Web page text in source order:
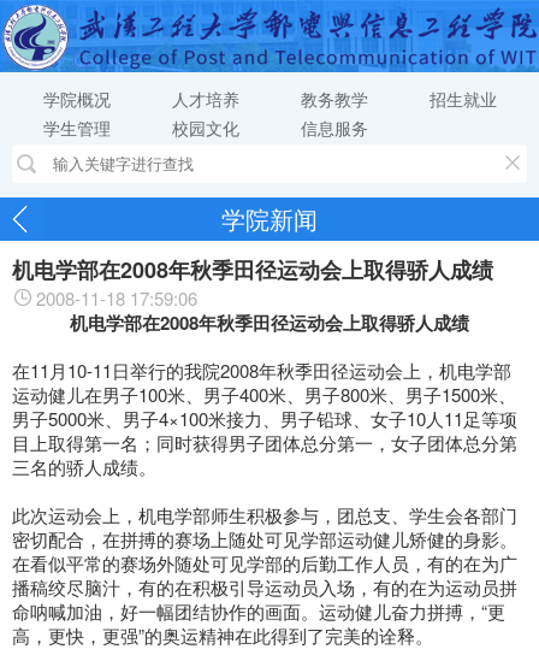
学院概况 人才培养 教务教学
招生就业
学生管理
校园文化 信息服务
学院新闻
机电学部在2008年秋季田径运动会上取得骄人成绩
2008-11-18 17:59:06
机电学部在2008年秋季田径运动会上取得骄人成绩
在11月10-11日举行的我院2008年秋季田径运动会上，机电学部
运动健儿在男子100米、男子400米、男子800米、男子1500米、
男子5000米、男子4×100米接力、男子铅球、女子10人11足等项
目上取得第一名；同时获得男子团体总分第一，女子团体总分第
三名的骄人成绩。
此次运动会上，机电学部师生积极参与，团总支、学生会各部门
密切配合，在拼搏的赛场上随处可见学部运动健儿矫健的身影。
在看似平常的赛场外随处可见学部的后勤工作人员，有的在为广
播稿绞尽脑汁，有的在积极引导运动员入场，有的在为运动员拼
命呐喊加油，好一幅团结协作的画面。运动健儿奋力拼搏，“更
高，更快，更强”的奥运精神在此得到了完美的诠释。